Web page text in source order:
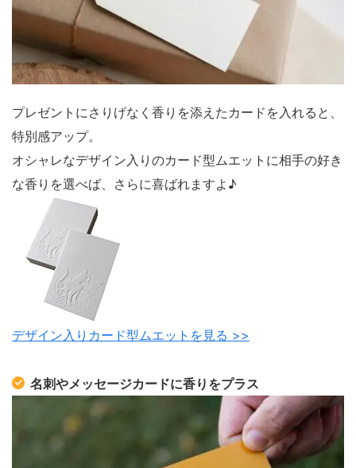
プレゼントにさりげなく香りを添えたカードを入れると、
特別感アップ。
オシャレなデザイン入りのカード型ムエットに相手の好き
な香りを選べば、さらに喜ばれますよ♪
デザイン入りカード型ムエットを見る >>
名刺やメッセージカードに香りをプラス